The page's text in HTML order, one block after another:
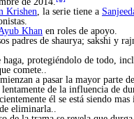
Krishen , la serie tiene a
Khan en roles de apoyo.
padres de shaurya; sakshi y
protegiéndolo de todo,
comete..
a pasar la mayor parte
lentamente de la influencia de
él se está siendo
eliminarla..